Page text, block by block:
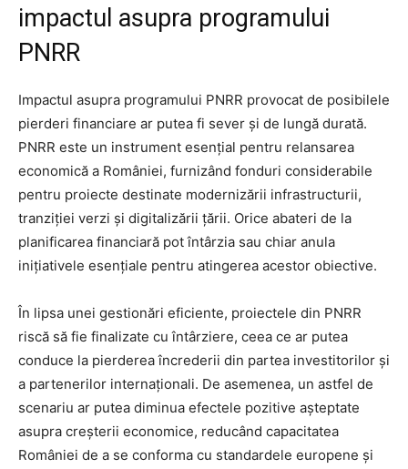
impactul asupra programului
PNRR
Impactul asupra programului PNRR provocat de posibilele
pierderi financiare ar putea fi sever și de lungă durată.
PNRR este un instrument esențial pentru relansarea
economică a României, furnizând fonduri considerabile
pentru proiecte destinate modernizării infrastructurii,
tranziției verzi și digitalizării țării. Orice abateri de la
planificarea financiară pot întârzia sau chiar anula
inițiativele esențiale pentru atingerea acestor obiective.
În lipsa unei gestionări eficiente, proiectele din PNRR
riscă să fie finalizate cu întârziere, ceea ce ar putea
conduce la pierderea încrederii din partea investitorilor și
a partenerilor internaționali. De asemenea, un astfel de
scenariu ar putea diminua efectele pozitive așteptate
asupra creșterii economice, reducând capacitatea
României de a se conforma cu standardele europene și